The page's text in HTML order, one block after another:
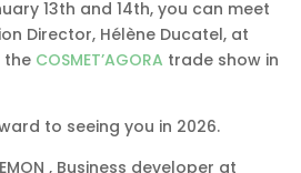
13th and 14th, you can meet
Director, Hélène Ducatel, at
the COSMET’AGORA trade show in
to seeing you in 2026.
, Business developer at